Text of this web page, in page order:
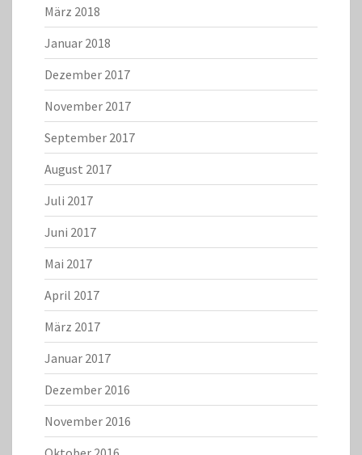
März 2018
Januar 2018
Dezember 2017
November 2017
September 2017
August 2017
Juli 2017
Juni 2017
Mai 2017
April 2017
März 2017
Januar 2017
Dezember 2016
November 2016